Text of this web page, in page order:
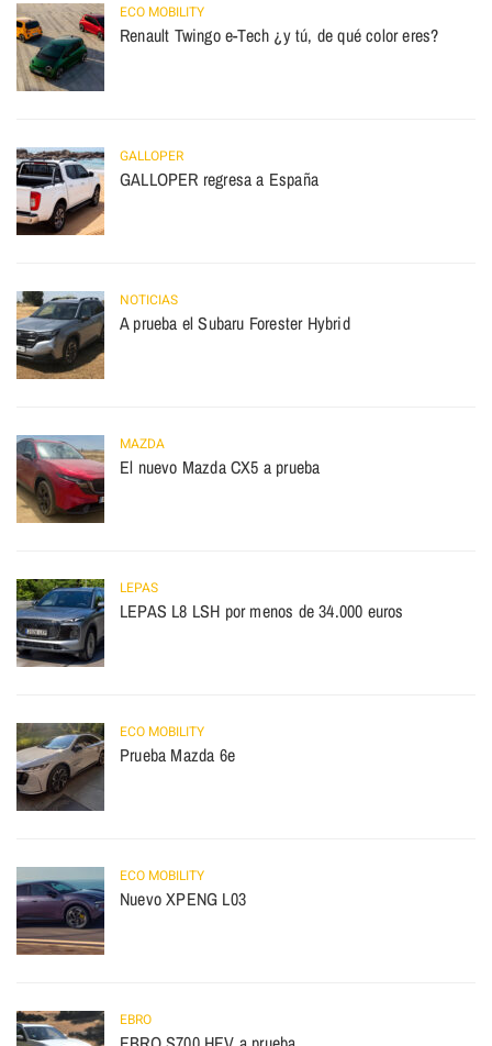
ECO MOBILITY
Renault Twingo e-Tech ¿y tú, de qué color eres?
GALLOPER
GALLOPER regresa a España
NOTICIAS
A prueba el Subaru Forester Hybrid
MAZDA
El nuevo Mazda CX5 a prueba
LEPAS
LEPAS L8 LSH por menos de 34.000 euros
ECO MOBILITY
Prueba Mazda 6e
ECO MOBILITY
Nuevo XPENG L03
EBRO